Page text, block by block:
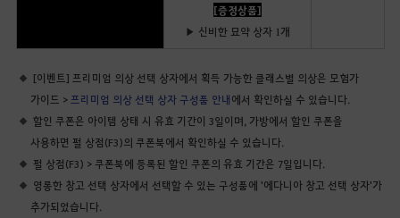
[증정상품]
▶ 신비한 묘약 상자 1개
[이벤트] 프리미엄 의상 선택 상자에서 획득 가능한 클래스별 의상은 모험가
가이드 > 프리미엄 의상 선택 상자 구성품 안내에서 확인하실 수 있습니다.
할인 쿠폰은 아이템 상태 시 유효 기간이 3일이며, 가방에서 할인 쿠폰을
사용하면 펄 상점(F3)의 쿠폰북에서 확인하실 수 있습니다.
펄 상점(F3) > 쿠폰북에 등록된 할인 쿠폰의 유효 기간은 7일입니다.
영롱한 창고 선택 상자에서 선택할 수 있는 구성품에 '에다니아 창고 선택 상자'가
추가되었습니다.